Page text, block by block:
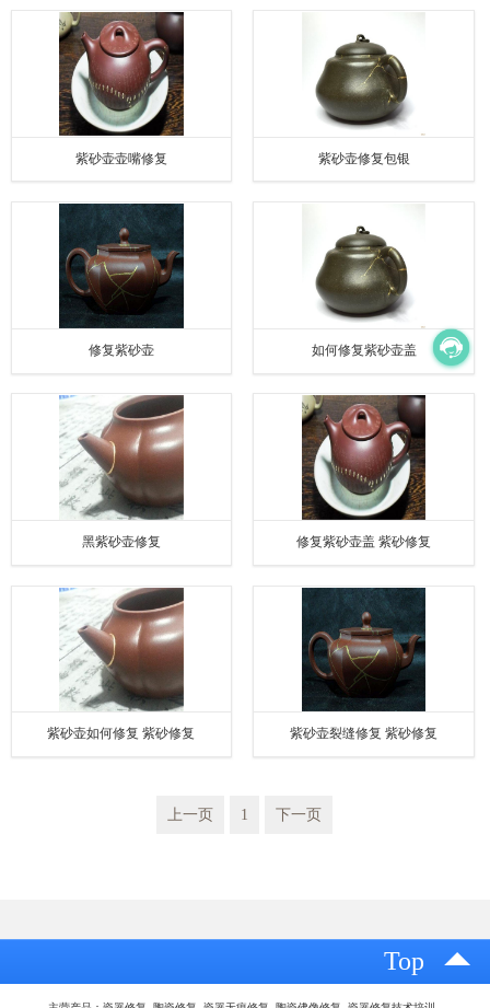
紫砂壶壶嘴修复 紫砂壶修复包银
修复紫砂壶 如何修复紫砂壶盖
黑紫砂壶修复 修复紫砂壶盖 紫砂修复
紫砂壶如何修复 紫砂修复 紫砂壶裂缝修复 紫砂修复
上一页 1 下一页
Top